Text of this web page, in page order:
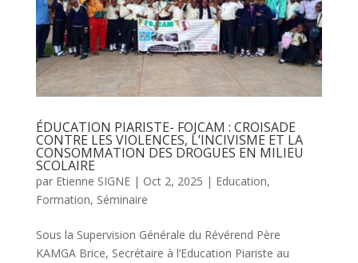
ÉDUCATION PIARISTE- FOJCAM : CROISADE
CONTRE LES VIOLENCES, L’INCIVISME ET LA
CONSOMMATION DES DROGUES EN MILIEU
SCOLAIRE
par Etienne SIGNE| Oct 2, 2025 | Education,
Formation, Séminaire
Sous la Supervision Générale du Révérend Père
KAMGA Brice, Secrétaire à l’Education Piariste au